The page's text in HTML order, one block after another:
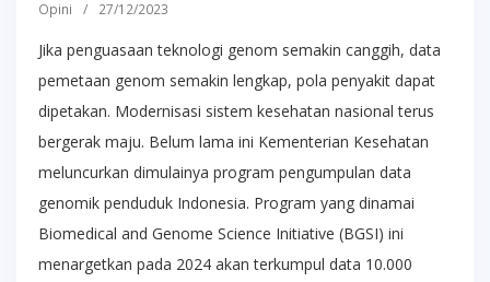
Opini / 27/12/2023
Jika penguasaan teknologi genom semakin canggih, data
pemetaan genom semakin lengkap, pola penyakit dapat
dipetakan. Modernisasi sistem kesehatan nasional terus
bergerak maju. Belum lama ini Kementerian Kesehatan
meluncurkan dimulainya program pengumpulan data
genomik penduduk Indonesia. Program yang dinamai
Biomedical and Genome Science Initiative (BGSI) ini
menargetkan pada 2024 akan terkumpul data 10.000